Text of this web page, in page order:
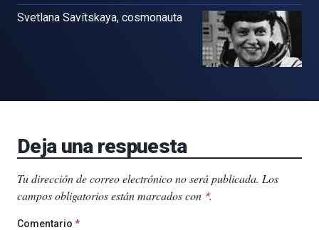
Svetlana Savítskaya, cosmonauta
Deja una respuesta
Tu dirección de correo electrónico no será publicada. Los
campos obligatorios están marcados con *.
Comentario *